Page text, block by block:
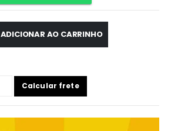
ADICIONAR AO CARRINHO